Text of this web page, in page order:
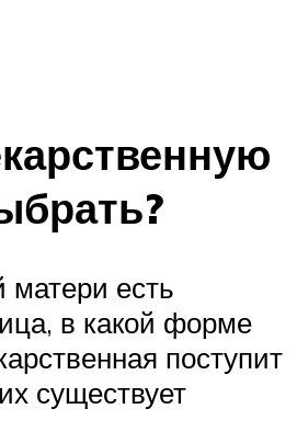
есть
в какой форме
поступит
существует